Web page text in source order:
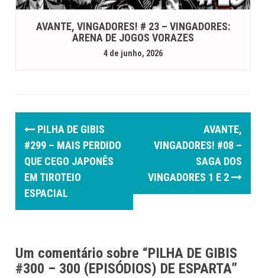
AVANTE, VINGADORES! # 23 – VINGADORES:
ARENA DE JOGOS VORAZES
4 de junho, 2026
P
n
v
PILHA DE GIBIS
#299 – MAIS PERDIDO
QUE CEGO JAPONÊS
EM TIROTEIO
ESPACIAL
AVANTE,
VINGADORES! #08 –
SAGA DOS
VINGADORES 1 E 2
Um comentário sobre “PILHA DE GIBIS
#300 – 300 (EPISÓDIOS) DE ESPARTA”